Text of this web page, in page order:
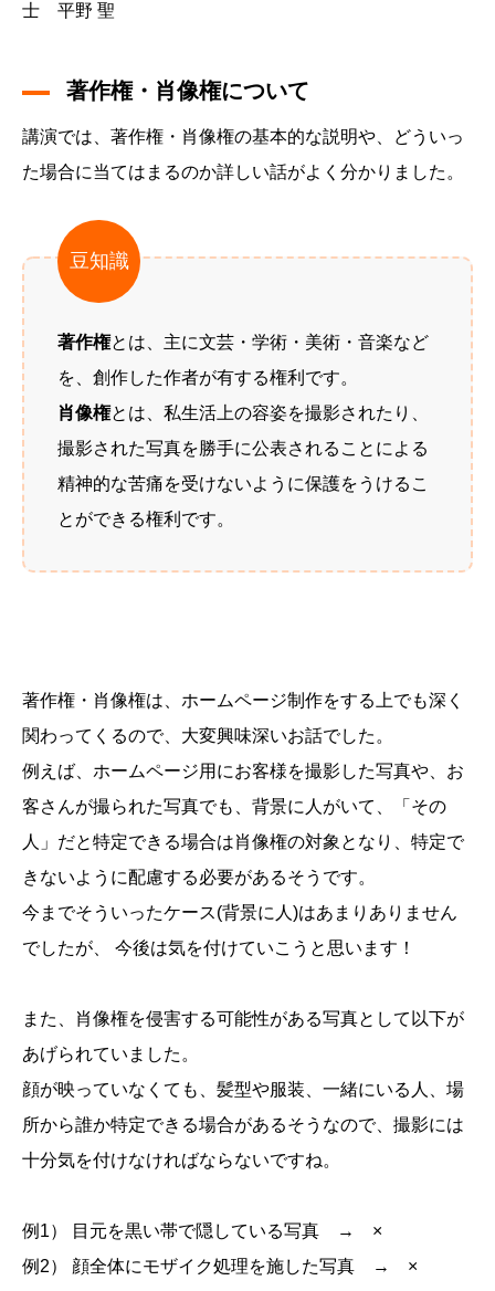
士 平野 聖
著作権・肖像権について
講演では、著作権・肖像権の基本的な説明や、どういっ
た場合に当てはまるのか詳しい話がよく分かりました。
著作権とは、主に文芸・学術・美術・音楽など
を、創作した作者が有する権利です。
肖像権とは、私生活上の容姿を撮影されたり、
撮影された写真を勝手に公表されることによる
精神的な苦痛を受けないように保護をうけるこ
とができる権利です。
著作権・肖像権は、ホームページ制作をする上でも深く
関わってくるので、大変興味深いお話でした。
例えば、ホームページ用にお客様を撮影した写真や、お
客さんが撮られた写真でも、背景に人がいて、「その
人」だと特定できる場合は肖像権の対象となり、特定で
きないように配慮する必要があるそうです。
今までそういったケース(背景に人)はあまりありません
でしたが、 今後は気を付けていこうと思います！
また、肖像権を侵害する可能性がある写真として以下が
あげられていました。
顔が映っていなくても、髪型や服装、一緒にいる人、場
所から誰か特定できる場合があるそうなので、撮影には
十分気を付けなければならないですね。
例1） 目元を黒い帯で隠している写真 → ×
例2） 顔全体にモザイク処理を施した写真 → ×